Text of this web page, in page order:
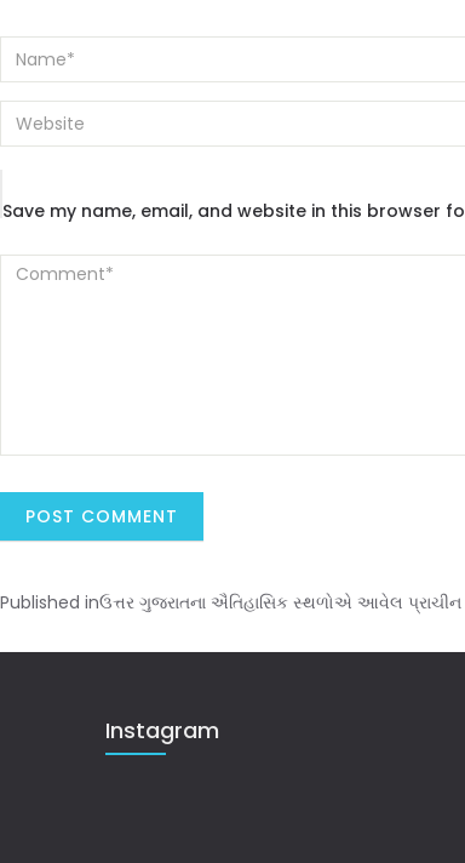
Save my name, email, and website in this browser
Published inઉત્તર ગુજરાતના ઐતિહાસિક સ્થળોએ આવેલ પ્રાચીન
Instagram